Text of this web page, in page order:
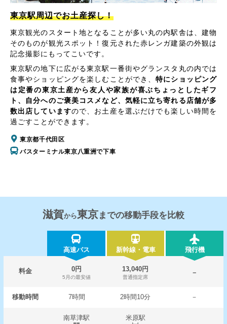
東京駅周辺でお土産探し！
東京観光のスタート地となることが多い丸の内駅舎は、建物
そのものが観光スポット！復元された赤レンガ建築の外観は
記念撮影にもってこいです。
東京駅の地下に広がる東京駅一番街やグランスタ丸の内では
食事やショッピングを楽しむことができ、特にショッピング
は定番の東京土産から友人や家族が喜ぶちょっとしたギフ
ト、自分へのご褒美コスメなど、気軽に立ち寄れる店舗が多
数出店していますので、お土産を選ぶだけでも楽しい時間を
過ごすことができます。
東京都千代田区
バスターミナル東京八重洲で下車
滋賀から東京までの移動手段を比較
高速バス 新幹線・電車 飛行機
料金 0円
5月の最安値
13,040円
普通指定席
－
移動時間 7時間 2時間10分 －
南草津駅
米原駅